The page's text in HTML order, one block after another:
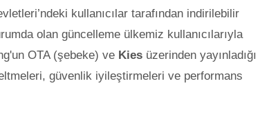
kullanıcılar tarafından indirilebilir
olan güncelleme ülkemiz kullanıcılarıyla
OTA (şebeke) ve Kies üzerinden yayınladığı
güvenlik iyileştirmeleri ve performans